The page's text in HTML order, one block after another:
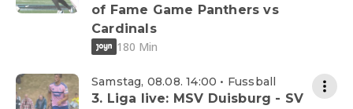
of Fame Game Panthers vs
Cardinals
180 Min
Samstag, 08.08. 14:00 • Fussball
3. Liga live: MSV Duisburg - SV